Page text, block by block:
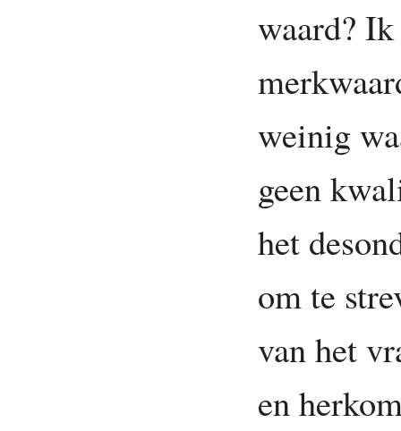
waard?
weinig
geen
het
om te
van het
en